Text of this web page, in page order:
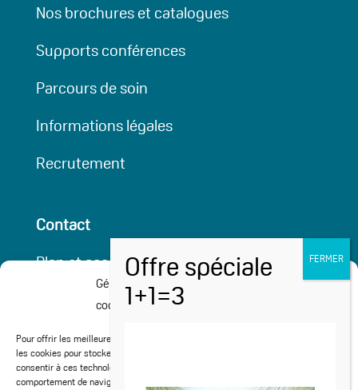
Gérer le consentement aux
cookies
Pour offrir les meilleures expériences, nous utilisons des technologies telles que
les cookies pour stocker et/ou accéder aux informations des appareils. Le fait de
consentir à ces technologies nous permettra de traiter des données telles que le
comportement de navigation ou les ID uniques sur ce site. Le fait de ne pas
Nos brochures et catalogues
Supports conférences
Parcours de soin
Informations légales
Recrutement
Contact
Plan et accessibilité
Partenaires
Cures médicalisées
Activités Sport-Santé